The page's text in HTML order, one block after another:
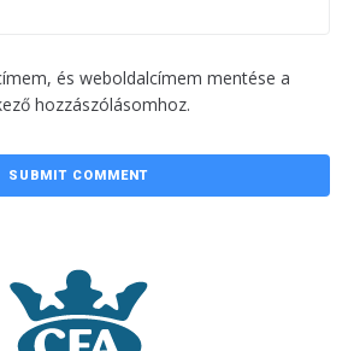
és weboldalcímem mentése a
hozzászólásomhoz.